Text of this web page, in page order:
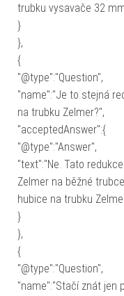
trubku vysavače 32
}
},
{
"@type":"Question",
"name":"Je to stejná
na trubku Zelmer?",
"acceptedAnswer":{
"@type":"Answer",
"text":"Ne. Tato
Zelmer na běžné
hubice na trubku
}
},
{
"@type":"Question",
"name":"Stačí znát jen